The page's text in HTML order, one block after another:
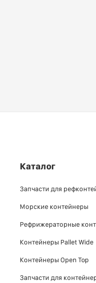
Каталог
Запчасти для
Морские контейнеры
Рефрижераторные
Контейнеры Pallet Wide
Контейнеры Open Top
Запчасти для